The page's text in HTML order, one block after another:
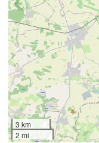
3 km
2 mi